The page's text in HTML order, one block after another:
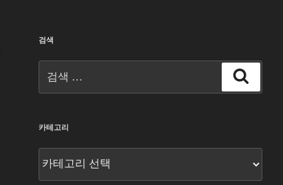
검색
색:
색
카테고리
테